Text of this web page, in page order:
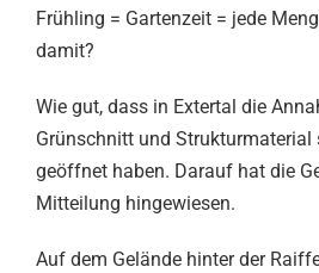
Frühling = Gartenzeit = jede
damit?
Wie gut, dass in Extertal die
Grünschnitt und Strukturmaterial
geöffnet haben. Darauf hat die
Mitteilung hingewiesen.
Auf dem Gelände hinter der